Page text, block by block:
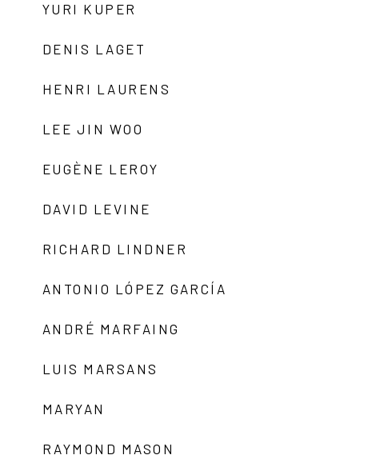
YURI KUPER
DENIS LAGET
HENRI LAURENS
LEE JIN WOO
EUGÈNE LEROY
DAVID LEVINE
RICHARD LINDNER
ANTONIO LÓPEZ GARCÍA
ANDRÉ MARFAING
LUIS MARSANS
MARYAN
RAYMOND MASON